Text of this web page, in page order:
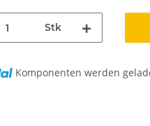
Stk
Komponenten werden